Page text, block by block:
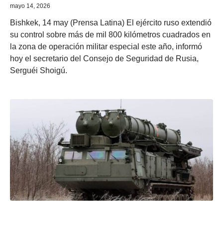
mayo 14, 2026
Bishkek, 14 may (Prensa Latina) El ejército ruso extendió
su control sobre más de mil 800 kilómetros cuadrados en
la zona de operación militar especial este año, informó
hoy el secretario del Consejo de Seguridad de Rusia,
Serguéi Shoigú.